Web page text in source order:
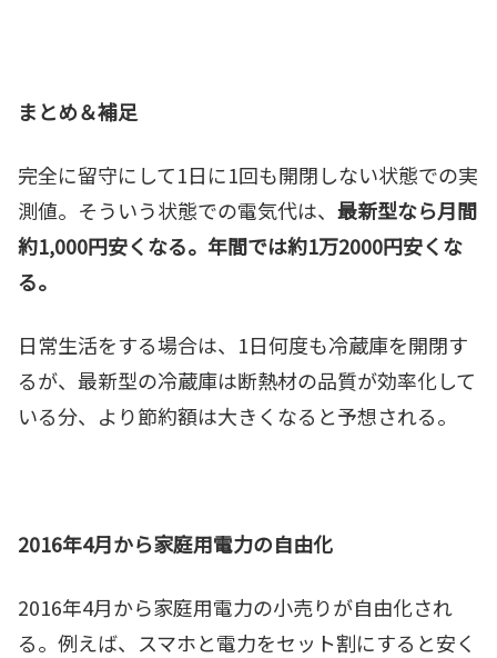
まとめ＆補足
完全に留守にして1日に1回も開閉しない状態での実
測値。そういう状態での電気代は、 最新型なら月間
約1,000円安くなる。年間では約1万2000円安くな
る。
日常生活をする場合は、1日何度も冷蔵庫を開閉す
るが、最新型の冷蔵庫は断熱材の品質が効率化して
いる分、より節約額は大きくなると予想される。
2016年4月から家庭用電力の自由化
2016年4月から家庭用電力の小売りが自由化され
る。例えば、スマホと電力をセット割にすると安く